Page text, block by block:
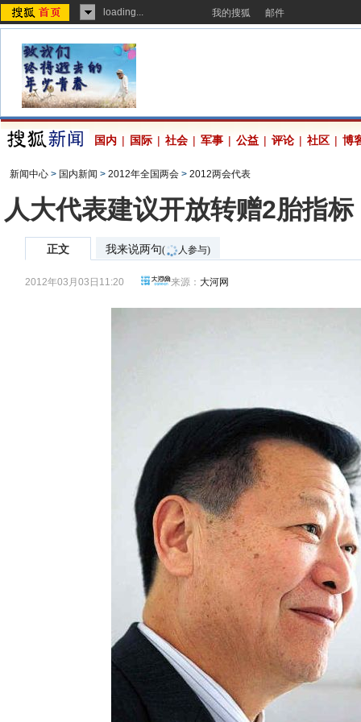
loading... 我的搜狐 邮件
国内 | 国际 | 社会 | 军事 | 公益 | 评论 | 社区 | 博
新闻中心 > 国内新闻 > 2012年全国两会 > 2012两会代表
人大代表建议开放转赠2胎指
正文 我来说两句( 人参与)
2012年03月03日11:20 来源： 大河网